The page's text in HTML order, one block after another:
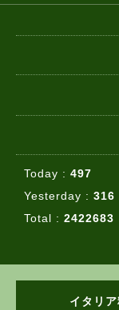
Today : 497
Yesterday : 316
Total : 2422683
イタリ